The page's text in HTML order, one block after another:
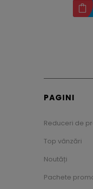
PAGINI
Reduceri de
Top vânzări
Noutăți
Pachete